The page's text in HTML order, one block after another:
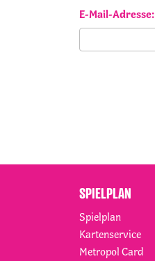
E-Mail-Adresse:
SPIELPLAN
Spielplan
Kartenservice
Metropol Card